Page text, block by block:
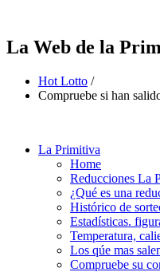
La Web de la
Hot Lotto /
Compruebe si han
La Primitiva
Home
Reducciones La
¿Qué es una
Histórico de
Estadísticas.
Temperatura,
Los qúe mas
Compruebe su